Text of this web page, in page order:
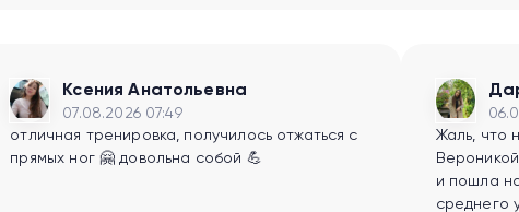
Ксения Анатольевна
07.08.2026 07:49
отличная тренировка, получилось отжаться с
прямых ног 🤗 довольна собой 💪
Жаль, что
и пошла
среднего